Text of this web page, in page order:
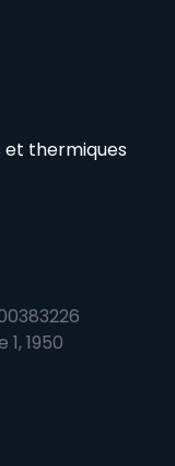
et thermiques
1950